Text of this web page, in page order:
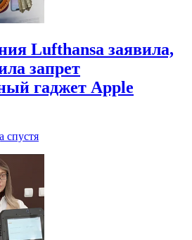
Lufthansa заявила,
запрет
гаджет Apple
спустя